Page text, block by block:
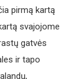
pirmą kartą
svajojome
gatvės
ir tapo